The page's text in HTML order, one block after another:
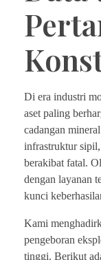
Di era industri
aset paling
cadangan
infrastruktur sipil,
berakibat fatal.
dengan layanan
kunci
Kami
pengeboran
tinggi. Berikut